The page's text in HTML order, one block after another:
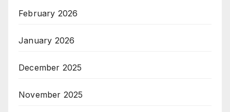
February 2026
January 2026
December 2025
November 2025